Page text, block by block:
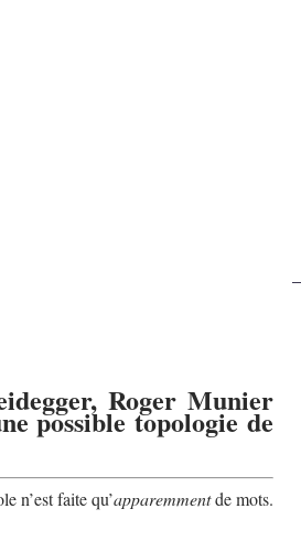
Roger Munier
possible topologie de
n’est faite qu’apparemmentde mots.